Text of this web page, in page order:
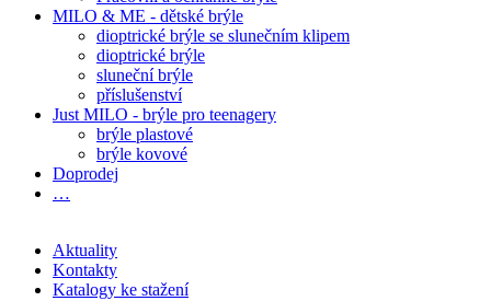
MILO & ME - dětské brýle
dioptrické brýle se slunečním klipem
dioptrické brýle
sluneční brýle
příslušenství
Just MILO - brýle pro teenagery
brýle plastové
brýle kovové
Doprodej
…
Aktuality
Kontakty
Katalogy ke stažení